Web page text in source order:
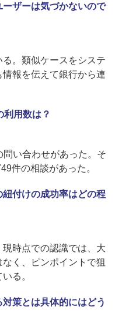
ザーは気づかないので
。類似ケースをシステ
報を伝えて銀行から連
利用数は？
い合わせがあった。そ
件の相談があった。
付けの成功率はどの程
時点での認識では、大
く、ピンポイントで狙
る。
策とは具体的にはどう